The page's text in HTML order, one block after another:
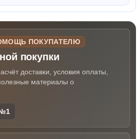
ПОКУПАТЕЛЮ
покупки
доставки, условия оплаты,
материалы о